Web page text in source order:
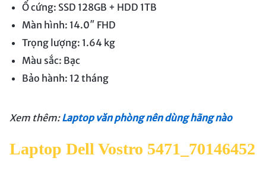
Ổ cứng: SSD 128GB + HDD 1TB
Màn hình: 14.0″ FHD
Trọng lượng: 1.64 kg
Màu sắc: Bạc
Bảo hành: 12 tháng
Xem thêm:Laptop văn phòng nên dùng hãng nào
Laptop Dell Vostro 5471_70146452